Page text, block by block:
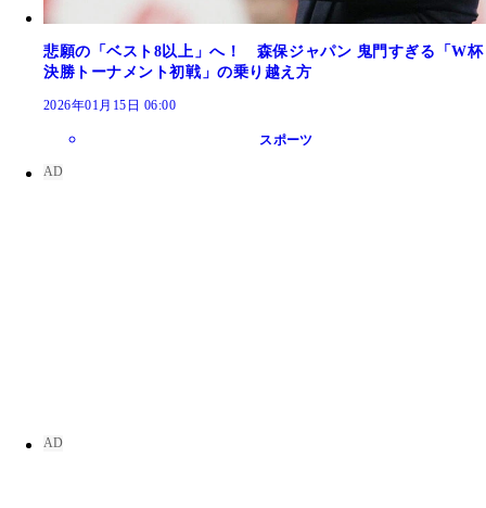
悲願の「ベスト8以上」へ！ 森保ジャパン 鬼門すぎる「W杯
決勝トーナメント初戦」の乗り越え方
2026年01月15日 06:00
スポーツ